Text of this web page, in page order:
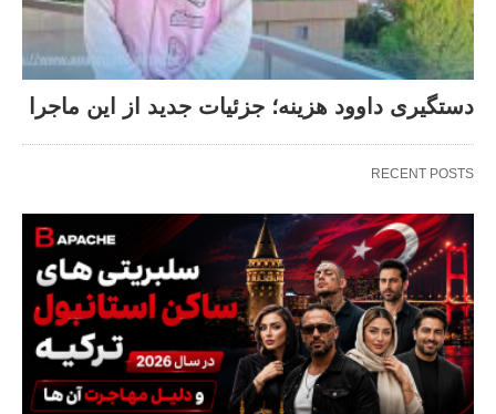
دستگیری داوود هزینه؛ جزئیات جدید از این ماجرا
RECENT POSTS